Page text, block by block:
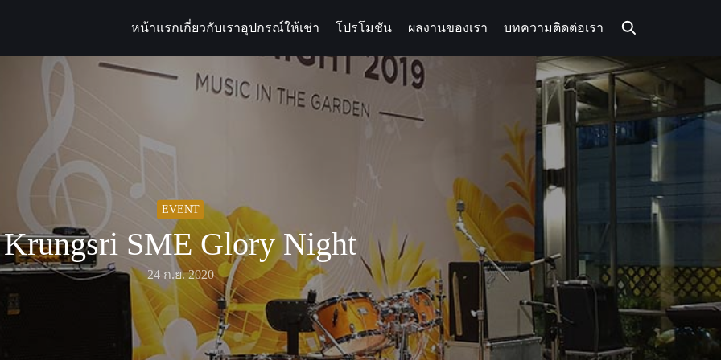
หน้าแรกเกี่ยวกับเราอุปกรณ์ให้เช่า โปรโมชัน ผลงานของเรา บทความติดต่อเรา
EVENT
Krungsri SME Glory Night
24 ก.ย. 2020